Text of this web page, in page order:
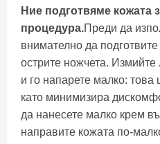
Ние подготвяме кожата
процедура.Преди да
внимателно да
острите ножчета.
и го напарете малко: това
като минимизира
да нанесете малко крем
направите кожата по-